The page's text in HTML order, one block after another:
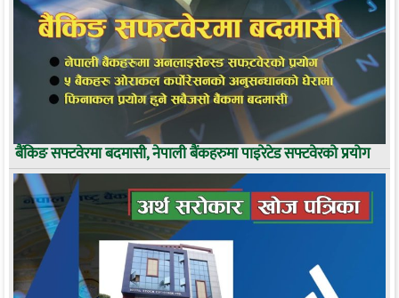
बैंकिङ सफ्टवेरमा बदमासी, नेपाली बैंकहरुमा पाइरेटेड सफ्टवेरको प्रयोग